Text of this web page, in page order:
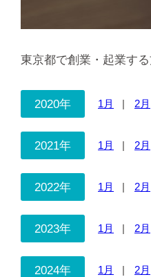
東京都で創業・起業す
2020年 1月 2月
2021年 1月 2月
2022年 1月 2月
2023年 1月 2月
2024年 1月 2月